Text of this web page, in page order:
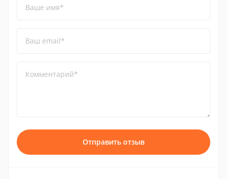
Ваше имя*
Ваш email*
Комментарий*
Отправить отзыв